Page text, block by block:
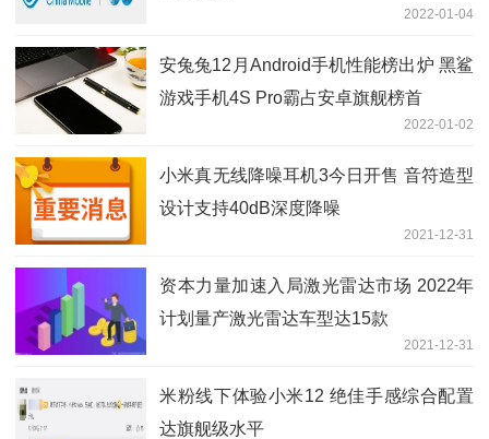
2022-01-04
安兔兔12月Android手机性能榜出炉 黑鲨
游戏手机4S Pro霸占安卓旗舰榜首
2022-01-02
小米真无线降噪耳机3今日开售 音符造型
设计支持40dB深度降噪
2021-12-31
资本力量加速入局激光雷达市场 2022年
计划量产激光雷达车型达15款
2021-12-31
米粉线下体验小米12 绝佳手感综合配置
达旗舰级水平